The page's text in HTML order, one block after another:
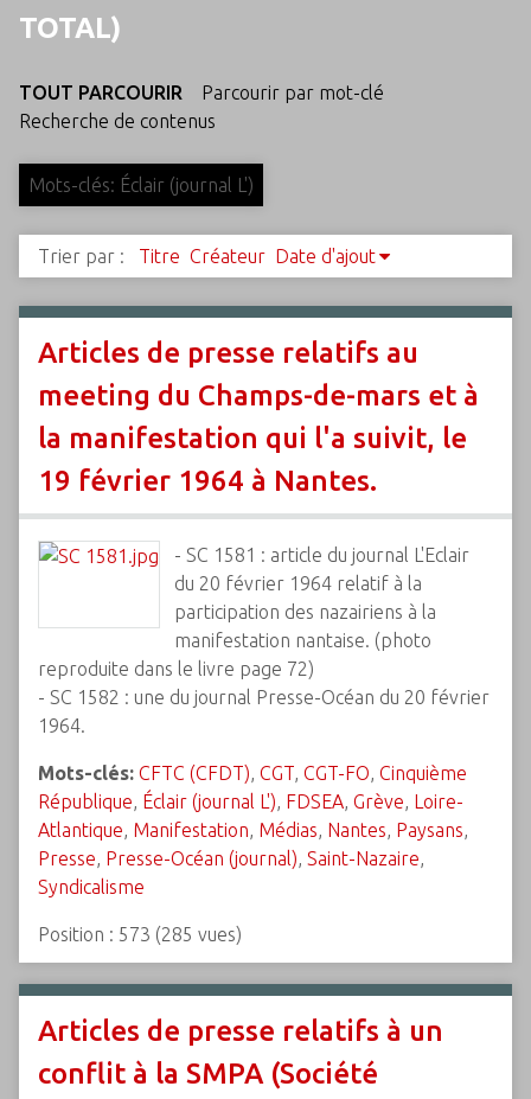
TOTAL)
TOUT PARCOURIR
Parcourir par mot-clé
Recherche de contenus
Mots-clés: Éclair (journal L')
Trier par : Titre Créateur Date d'ajout
Articles de presse relatifs au
meeting du Champs-de-mars et à
la manifestation qui l'a suivit, le
19 février 1964 à Nantes.
- SC 1581 : article du journal L'Eclair
du 20 février 1964 relatif à la
participation des nazairiens à la
manifestation nantaise. (photo
reproduite dans le livre page 72)
- SC 1582 : une du journal Presse-Océan du 20 février
1964.
Mots-clés: CFTC (CFDT), CGT, CGT-FO, Cinquième
République, Éclair (journal L'), FDSEA, Grève, Loire-
Atlantique, Manifestation, Médias, Nantes, Paysans,
Presse, Presse-Océan (journal), Saint-Nazaire,
Syndicalisme
Position : 573 (285 vues)
Articles de presse relatifs à un
conflit à la SMPA (Société